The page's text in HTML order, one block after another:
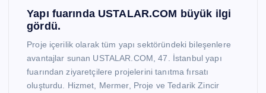
Yapı fuarında USTALAR.COM büyük ilgi
gördü.
Proje içerilik olarak tüm yapı sektöründeki bileşenlere
avantajlar sunan USTALAR.COM, 47. İstanbul yapı
fuarından ziyaretçilere projelerini tanıtma fırsatı
oluşturdu. Hizmet, Mermer, Proje ve Tedarik Zincir